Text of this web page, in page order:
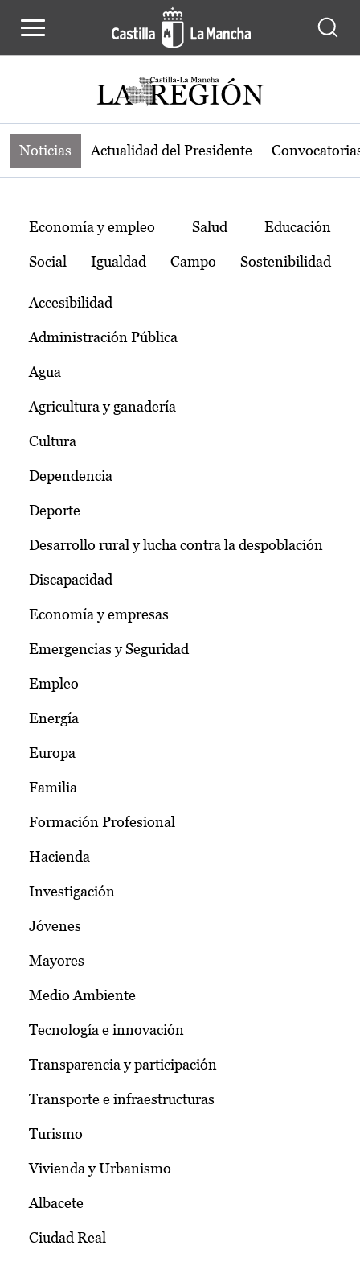
Noticias de la región de Castilla-La
Noticias Actualidad del Presidente
Temas
Economía y empleo Salud Educación
Social Igualdad Campo Sostenibilidad
Accesibilidad
Administración Pública
Agua
Agricultura y ganadería
Cultura
Dependencia
Deporte
Desarrollo rural y lucha contra la despoblación
Discapacidad
Economía y empresas
Emergencias y Seguridad
Empleo
Energía
Europa
Familia
Formación Profesional
Hacienda
Investigación
Jóvenes
Mayores
Medio Ambiente
Tecnología e innovación
Transparencia y participación
Transporte e infraestructuras
Turismo
Vivienda y Urbanismo
Albacete
Ciudad Real